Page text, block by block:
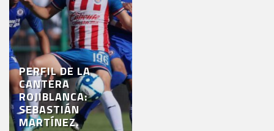
PERFIL DE LA
CANTERA
ROJIBLANCA:
SEBASTIÁN
MARTÍNEZ.